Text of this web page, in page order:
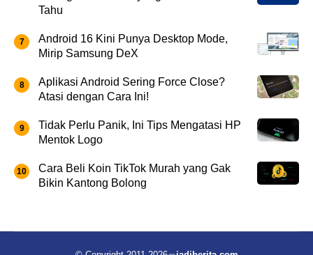
Tahu
Android 16 Kini Punya Desktop Mode,
Mirip Samsung DeX
Aplikasi Android Sering Force Close?
Atasi dengan Cara Ini!
Tidak Perlu Panik, Ini Tips Mengatasi HP
Mentok Logo
Cara Beli Koin TikTok Murah yang Gak
Bikin Kantong Bolong